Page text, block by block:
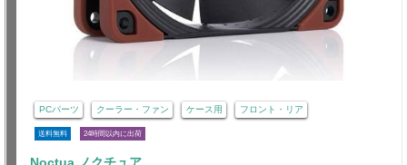
PCパーツ クーラー・ファン ケース用 フロント・リア
送料無料 24時間以内に出荷
Noctua ノクチュア